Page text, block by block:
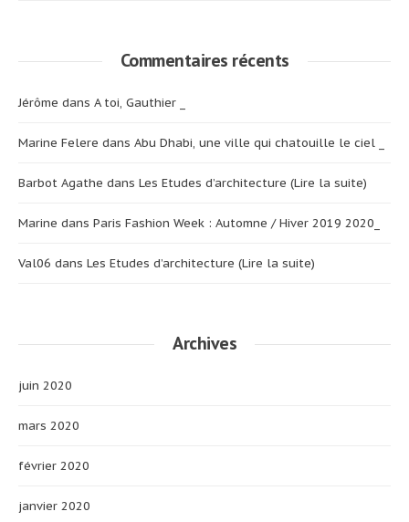
Commentaires récents
Jérôme dans A toi, Gauthier _
Marine Felere dans Abu Dhabi, une ville qui chatouille le ciel _
Barbot Agathe dans Les Etudes d’architecture (Lire la suite)
Marine dans Paris Fashion Week : Automne / Hiver 2019 2020_
Val06 dans Les Etudes d’architecture (Lire la suite)
Archives
juin 2020
mars 2020
février 2020
janvier 2020